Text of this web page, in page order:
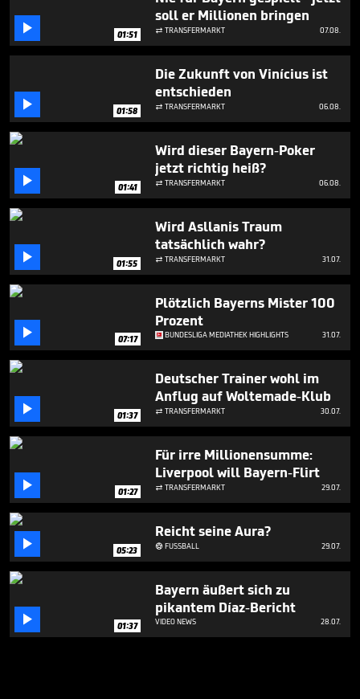
seconds
 01:51
soll er Millionen bringen
 TRANSFERMARKT 07.08.
 01:58
Die Zukunft von Vinícius ist
entschieden
 TRANSFERMARKT 06.08.
 01:41
Wird dieser Bayern-Poker
jetzt richtig heiß?
 TRANSFERMARKT 06.08.
 01:55
Wird Asllanis Traum
tatsächlich wahr?
 TRANSFERMARKT 31.07.
 07:17
Plötzlich Bayerns Mister 100
Prozent
BUNDESLIGA MEDIATHEK HIGHLIGHTS 31.07.
 01:37
Deutscher Trainer wohl im
Anflug auf Woltemade-Klub
 TRANSFERMARKT 30.07.
 01:27
Für irre Millionensumme:
Liverpool will Bayern-Flirt
 TRANSFERMARKT 29.07.
 05:23
Reicht seine Aura?
FUSSBALL 29.07.
 01:37
Bayern äußert sich zu
pikantem Díaz-Bericht
VIDEO NEWS 28.07.